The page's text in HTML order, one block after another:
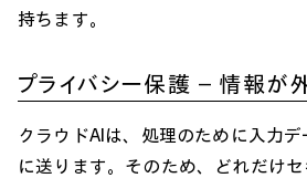
持ちます。
プライバシー保護 ― 情報が
クラウドAIは、処理のために入力
に送ります。そのため、どれだけ